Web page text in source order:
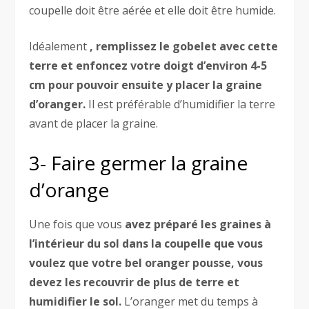
coupelle doit être aérée et elle doit être humide.
Idéalement , remplissez le gobelet avec cette
terre et enfoncez votre doigt d’environ 4-5
cm pour pouvoir ensuite y placer la graine
d’oranger. Il est préférable d’humidifier la terre
avant de placer la graine.
3- Faire germer la graine
d’orange
Une fois que vous avez préparé les graines à
l’intérieur du sol dans la coupelle que vous
voulez que votre bel oranger pousse, vous
devez les recouvrir de plus de terre et
humidifier le sol. L’oranger met du temps à